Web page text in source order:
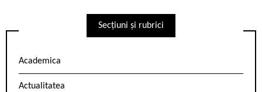
Secțiuni și rubrici
Academica
Actualitatea